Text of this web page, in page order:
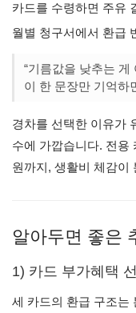
카드를 수령하면 주유
월별 청구서에서 환급
“기름값을 낮추는 게
이 한 문장만 기억하
경차를 선택한 이유가
수에 가깝습니다. 전용
원까지, 생활비 체감이
알아두면 좋은
1) 카드 부가혜택
세 카드의 환급 구조는